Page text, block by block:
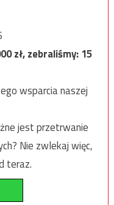
zł, zebraliśmy:15
wsparcia naszej
jest przetrwanie
Nie zwlekaj więc,
teraz.